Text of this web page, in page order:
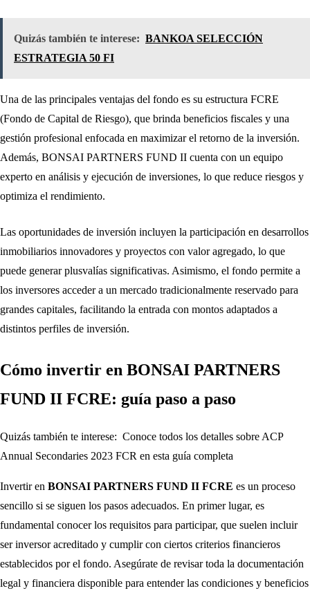
Quizás también te interese: BANKOA SELECCIÓN
ESTRATEGIA 50 FI
Una de las principales ventajas del fondo es su estructura FCRE
(Fondo de Capital de Riesgo), que brinda beneficios fiscales y una
gestión profesional enfocada en maximizar el retorno de la inversión.
Además, BONSAI PARTNERS FUND II cuenta con un equipo
experto en análisis y ejecución de inversiones, lo que reduce riesgos y
optimiza el rendimiento.
Las oportunidades de inversión incluyen la participación en desarrollos
inmobiliarios innovadores y proyectos con valor agregado, lo que
puede generar plusvalías significativas. Asimismo, el fondo permite a
los inversores acceder a un mercado tradicionalmente reservado para
grandes capitales, facilitando la entrada con montos adaptados a
distintos perfiles de inversión.
Cómo invertir en BONSAI PARTNERS
FUND II FCRE: guía paso a paso
Quizás también te interese: Conoce todos los detalles sobre ACP
Annual Secondaries 2023 FCR en esta guía completa
Invertir en BONSAI PARTNERS FUND II FCRE es un proceso
sencillo si se siguen los pasos adecuados. En primer lugar, es
fundamental conocer los requisitos para participar, que suelen incluir
ser inversor acreditado y cumplir con ciertos criterios financieros
establecidos por el fondo. Asegúrate de revisar toda la documentación
legal y financiera disponible para entender las condiciones y beneficios